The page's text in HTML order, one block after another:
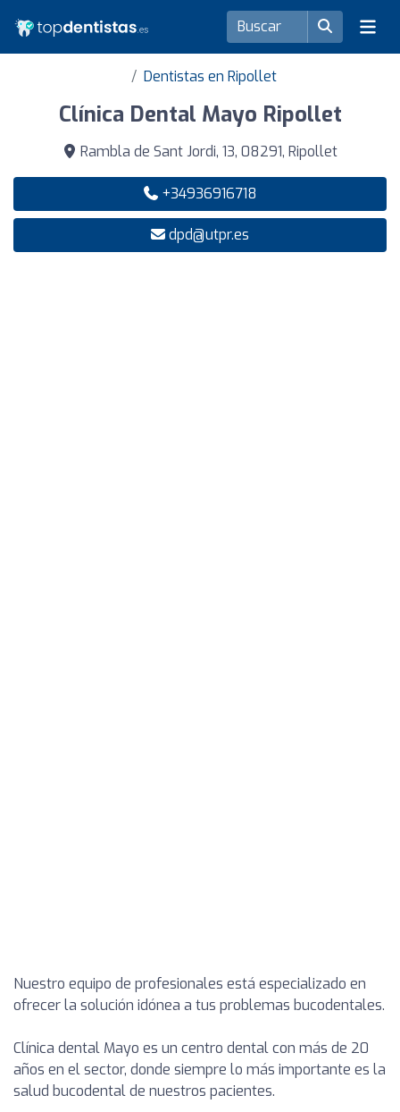
Dentistas en Ripollet
Clínica Dental Mayo Ripollet
Rambla de Sant Jordi, 13, 08291, Ripollet
+34936916718
dpd@utpr.es
Nuestro equipo de profesionales está especializado en
ofrecer la solución idónea a tus problemas bucodentales.
Clínica dental Mayo es un centro dental con más de 20
años en el sector, donde siempre lo más importante es la
salud bucodental de nuestros pacientes.